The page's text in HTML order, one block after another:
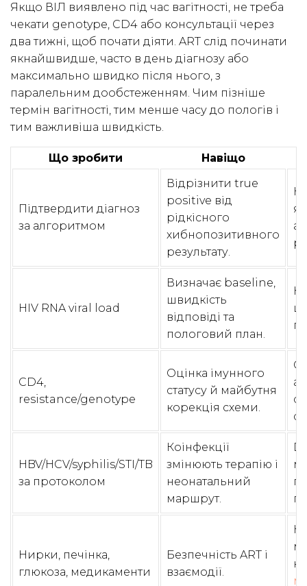
Якщо ВІЛ виявлено під час вагітності, не треба
чекати genotype, CD4 або консультації через
два тижні, щоб почати діяти. ART слід починати
якнайшвидше, часто в день діагнозу або
максимально швидко після нього, з
паралельним дообстеженням. Чим пізніше
термін вагітності, тим менше часу до пологів і
тим важливіша швидкість.
Що зробити Навіщо
Підтвердити діагноз
за алгоритмом
Відрізнити true
positive від
рідкісного
хибнопозитивного
результату.
HIV RNA viral load
Визначає baseline,
швидкість
відповіді та
пологовий план.
CD4,
resistance/genotype
Оцінка імунного
статусу й майбутня
корекція схеми.
HBV/HCV/syphilis/STI/TB
за протоколом
Коінфекції
змінюють терапію і
неонатальний
маршрут.
Нирки, печінка,
глюкоза, медикаменти
Безпечність ART і
взаємодії.